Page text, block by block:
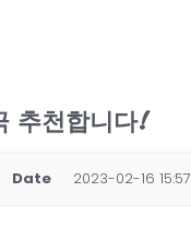
추천합니다!
Date 2023-02-16 15:57